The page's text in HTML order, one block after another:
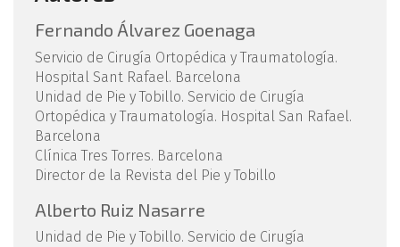
Fernando Álvarez Goenaga
Servicio de Cirugía Ortopédica y Traumatología.
Hospital Sant Rafael. Barcelona
Unidad de Pie y Tobillo. Servicio de Cirugía
Ortopédica y Traumatología. Hospital San Rafael.
Barcelona
Clínica Tres Torres. Barcelona
Director de la Revista del Pie y Tobillo
Alberto Ruiz Nasarre
Unidad de Pie y Tobillo. Servicio de Cirugía